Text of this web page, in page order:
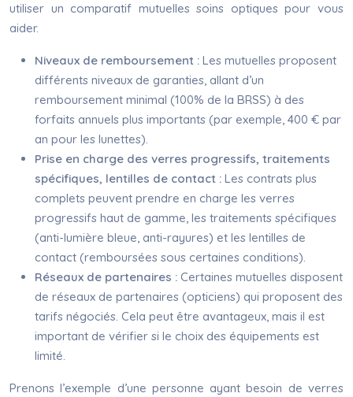
utiliser un comparatif mutuelles soins optiques pour vous
aider.
Niveaux de remboursement : Les mutuelles proposent
différents niveaux de garanties, allant d’un
remboursement minimal (100% de la BRSS) à des
forfaits annuels plus importants (par exemple, 400 € par
an pour les lunettes).
Prise en charge des verres progressifs, traitements
spécifiques, lentilles de contact : Les contrats plus
complets peuvent prendre en charge les verres
progressifs haut de gamme, les traitements spécifiques
(anti-lumière bleue, anti-rayures) et les lentilles de
contact (remboursées sous certaines conditions).
Réseaux de partenaires : Certaines mutuelles disposent
de réseaux de partenaires (opticiens) qui proposent des
tarifs négociés. Cela peut être avantageux, mais il est
important de vérifier si le choix des équipements est
limité.
Prenons l’exemple d’une personne ayant besoin de verres